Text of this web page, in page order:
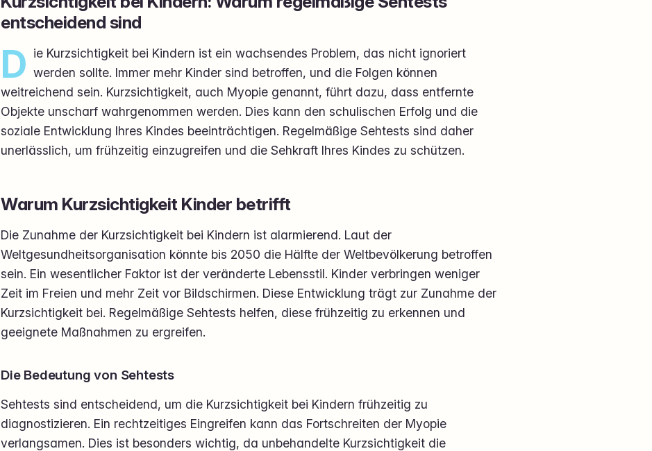
entscheidend sind
D ie Kurzsichtigkeit bei Kindern ist ein wachsendes Problem, das nicht ignoriert
werden sollte. Immer mehr Kinder sind betroffen, und die Folgen können
weitreichend sein. Kurzsichtigkeit, auch Myopie genannt, führt dazu, dass entfernte
Objekte unscharf wahrgenommen werden. Dies kann den schulischen Erfolg und die
soziale Entwicklung Ihres Kindes beeinträchtigen. Regelmäßige Sehtests sind daher
unerlässlich, um frühzeitig einzugreifen und die Sehkraft Ihres Kindes zu schützen.
Warum Kurzsichtigkeit Kinder betrifft
Die Zunahme der Kurzsichtigkeit bei Kindern ist alarmierend. Laut der
Weltgesundheitsorganisation könnte bis 2050 die Hälfte der Weltbevölkerung betroffen
sein. Ein wesentlicher Faktor ist der veränderte Lebensstil. Kinder verbringen weniger
Zeit im Freien und mehr Zeit vor Bildschirmen. Diese Entwicklung trägt zur Zunahme der
Kurzsichtigkeit bei. Regelmäßige Sehtests helfen, diese frühzeitig zu erkennen und
geeignete Maßnahmen zu ergreifen.
Die Bedeutung von Sehtests
Sehtests sind entscheidend, um die Kurzsichtigkeit bei Kindern frühzeitig zu
diagnostizieren. Ein rechtzeitiges Eingreifen kann das Fortschreiten der Myopie
verlangsamen. Dies ist besonders wichtig, da unbehandelte Kurzsichtigkeit die